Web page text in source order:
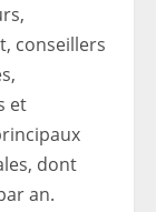
conseillers
et
dont
an.